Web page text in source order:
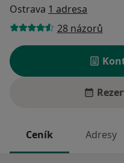
Ostrava 1 adresa
28 názorů
Ceník Adresy